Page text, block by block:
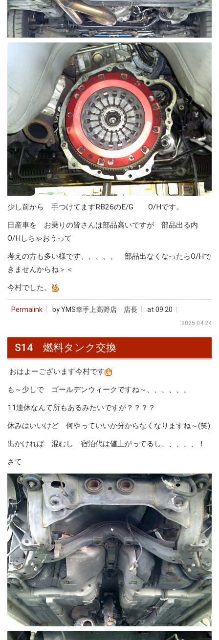
少し前から 手つけてますRB26のE/G O/Hです。
日産車を お乗りの皆さんは部品高いですが 部品出る内
O/Hしちゃおうって
考えの方も多い様です、、、、、 部品出なくなったらO/Hで
きませんからね＞＜
今村でした。
Permalink by YMS幸手上高野店 店長 at 09:20
2025.04.24
S14 燃料タンク交換
おはよーございます今村です
も～少しで ゴールデンウィークですね～、、、、、、
11連休なんて所もあるみたいですが？？？？
休みはいいけど 何やっていいか分からなくなりますね～(笑)
出かければ 混むし 宿泊代は値上がってるし、、、、、！
さて